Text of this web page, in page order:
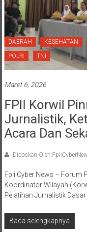
DAERAH KESEHATAN
POLRI TNI
Maret 6, 2026
FPII Korwil
Jurnalistik,
Acara Dan
Diposkan
Fpii Cyber News – Forum
Koordinator Wilayah
Pelatihan Jurnalistik
Baca selengkapnya